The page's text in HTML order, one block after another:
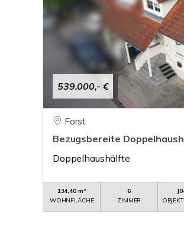
539.000,- €
Forst
Bezugsbereite
Doppelhaushälfte
134,40 m²
WOHNFLÄCHE
6
ZIMMER